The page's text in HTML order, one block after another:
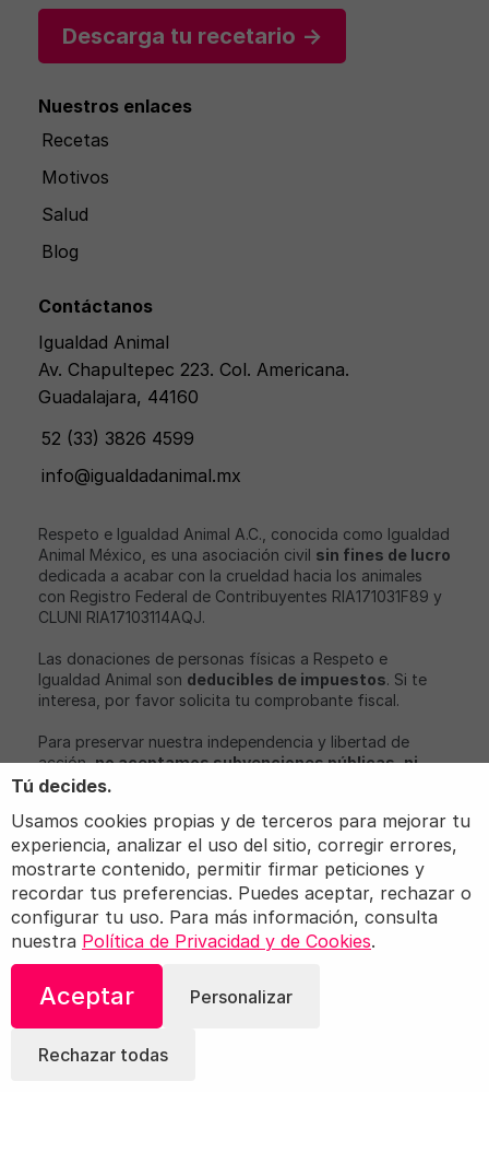
Descarga tu recetario →
Nuestros enlaces
Recetas
Motivos
Salud
Blog
Contáctanos
Igualdad Animal
Av. Chapultepec 223. Col. Americana.
Guadalajara, 44160
52 (33) 3826 4599
info@igualdadanimal.mx
Respeto e Igualdad Animal A.C., conocida como Igualdad
Animal México, es una asociación civil sin fines de lucro
dedicada a acabar con la crueldad hacia los animales
con Registro Federal de Contribuyentes RIA171031F89 y
CLUNI RIA17103114AQJ.
Las donaciones de personas físicas a Respeto e
Igualdad Animal son deducibles de impuestos. Si te
interesa, por favor solicita tu comprobante fiscal.
Para preservar nuestra independencia y libertad de
acción,no aceptamos subvenciones públicas, ni
aportaciones económicas de partidos políticos o
objeto social.
Igualdad Animal, iAnimal y Love Veg son marcas
registradas de Igualdad Animal.
© 2026 Igualdad Animal. Todos los derechos
reservados.
Términos
Política de privacidad
Tú decides.
Usamos cookies propias y de terceros para mejorar tu
experiencia, analizar el uso del sitio, corregir errores,
mostrarte contenido, permitir firmar peticiones y
recordar tus preferencias. Puedes aceptar, rechazar o
configurar tu uso. Para más información, consulta
nuestra Política de Privacidad y de Cookies.
Aceptar Personalizar
Rechazar todas